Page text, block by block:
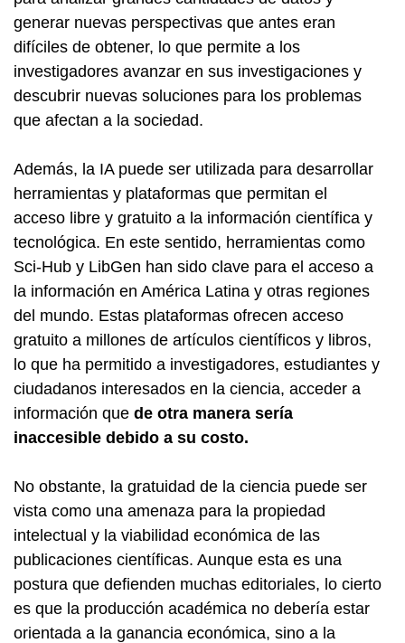
generar nuevas perspectivas que antes eran
difíciles de obtener, lo que permite a los
investigadores avanzar en sus investigaciones y
descubrir nuevas soluciones para los problemas
que afectan a la sociedad.
Además, la IA puede ser utilizada para desarrollar
herramientas y plataformas que permitan el
acceso libre y gratuito a la información científica y
tecnológica. En este sentido, herramientas como
Sci-Hub y LibGen han sido clave para el acceso a
la información en América Latina y otras regiones
del mundo. Estas plataformas ofrecen acceso
gratuito a millones de artículos científicos y libros,
lo que ha permitido a investigadores, estudiantes y
ciudadanos interesados en la ciencia, acceder a
información que de otra manera sería
inaccesible debido a su costo.
No obstante, la gratuidad de la ciencia puede ser
vista como una amenaza para la propiedad
intelectual y la viabilidad económica de las
publicaciones científicas. Aunque esta es una
postura que defienden muchas editoriales, lo cierto
es que la producción académica no debería estar
orientada a la ganancia económica, sino a la